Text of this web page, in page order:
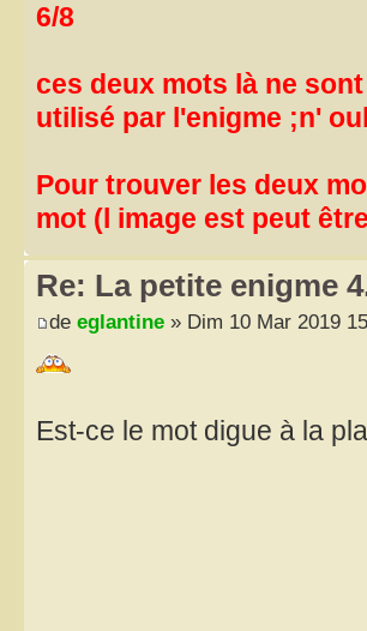
6/8
ces deux mots là ne
utilisé par l'enigme ;n'
Pour trouver les deux
mot (l image est peut
Re: La petite enigme
de eglantine » Dim 10 Mar 2019
Est-ce le mot digue à la